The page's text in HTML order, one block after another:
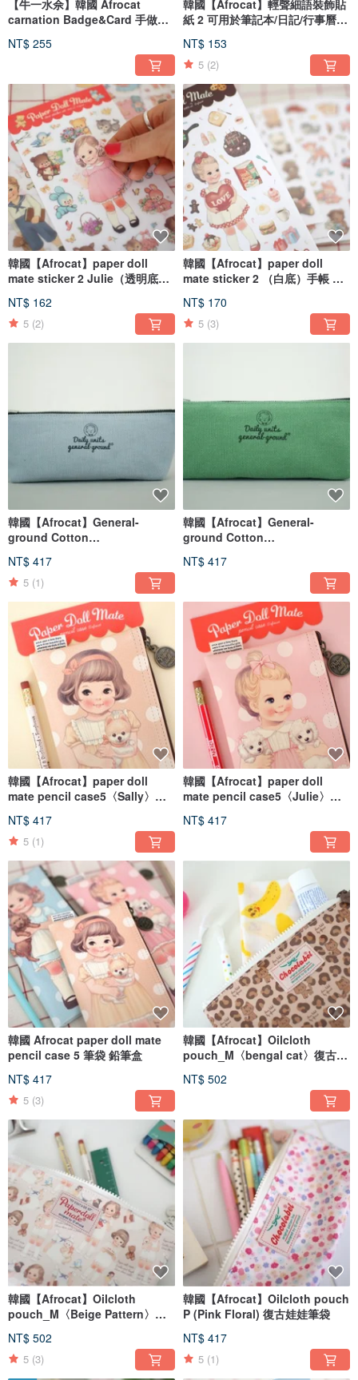
【牛一水佘】韓國 Afrocat
carnation Badge&Card 手做娃
母親節 感恩
NT$ 255
韓國【Afrocat】輕聲細語裝飾貼
紙 2 可用於筆記本/日記/行事曆
NT$ 153
5 (2)
韓國【Afrocat】paper doll
mate sticker 2 Julie（透明底）
NT$ 162
5 (2)
韓國【Afrocat】paper doll
mate sticker 2 （白底）手帳 貼
NT$ 170
5 (3)
韓國【Afrocat】General-
ground Cotton
帳 筆袋 鉛筆盒 收納
NT$ 417
5 (1)
韓國【Afrocat】General-
ground Cotton
袋 鉛筆盒 收納
NT$ 417
韓國【Afrocat】paper doll
mate pencil case5〈Sally〉手
NT$ 417
5 (1)
韓國【Afrocat】paper doll
mate pencil case5〈Julie〉手
NT$ 417
韓國 Afrocat paper doll mate
pencil case 5 筆袋 鉛筆盒
NT$ 417
5 (3)
韓國【Afrocat】Oilcloth
pouch_M〈bengal cat〉復古
收納
NT$ 502
韓國【Afrocat】Oilcloth
pouch_M〈Beige Pattern〉復
具 收納
NT$ 502
5 (3)
韓國【Afrocat】Oilcloth pouch
P (Pink Floral) 復古娃娃筆袋
NT$ 417
5 (1)